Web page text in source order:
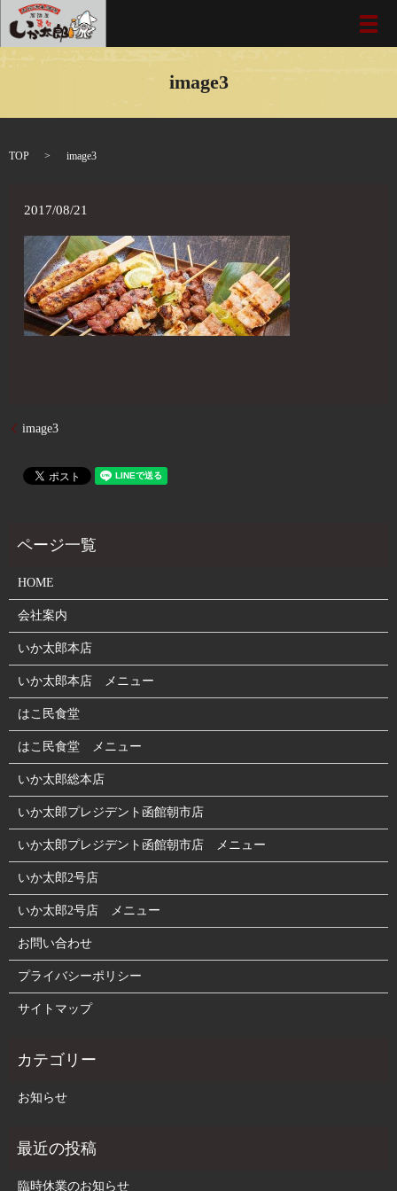
メ
image3
TOP image3
2017/08/21
image3
HOME
会社案内
いか太郎本店
いか太郎本店 メニュー
はこ民食堂
はこ民食堂 メニュー
いか太郎総本店
いか太郎プレジデント函館朝市店
いか太郎プレジデント函館朝市店 メニュー
いか太郎2号店
いか太郎2号店 メニュー
お問い合わせ
プライバシーポリシー
サイトマップ
お知らせ
臨時休業のお知らせ